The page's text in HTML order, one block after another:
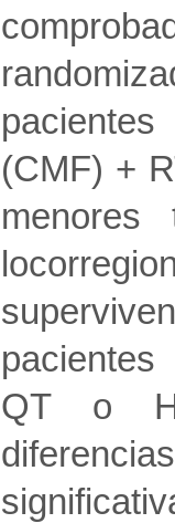
(CMF) +
menores
QT o